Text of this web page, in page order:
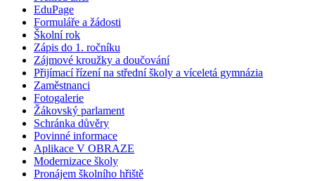
EduPage
Formuláře a žádosti
Školní rok
Zápis do 1. ročníku
Zájmové kroužky a doučování
Přijímací řízení na střední školy a víceletá gymnázia
Zaměstnanci
Fotogalerie
Žákovský parlament
Schránka důvěry
Povinné informace
Aplikace V OBRAZE
Modernizace školy
Pronájem školního hřiště